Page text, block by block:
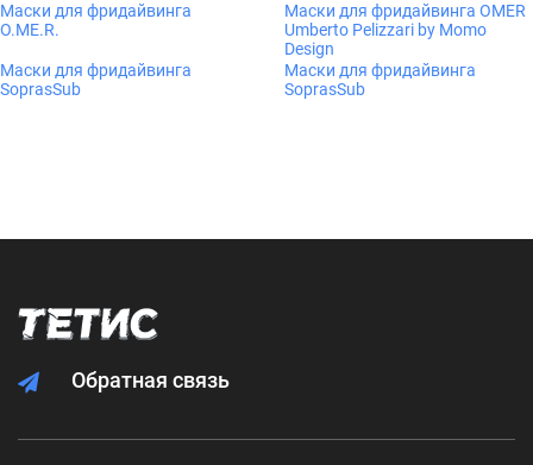
Маски для фридайвинга
O.ME.R.
Маски для фридайвинга OMER
Umberto Pelizzari by Momo
Design
Маски для фридайвинга
SoprasSub
Маски для фридайвинга
SoprasSub
Обратная связь